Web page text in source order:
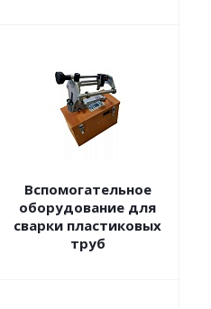
Вспомогательное
оборудование для
сварки пластиковых
труб